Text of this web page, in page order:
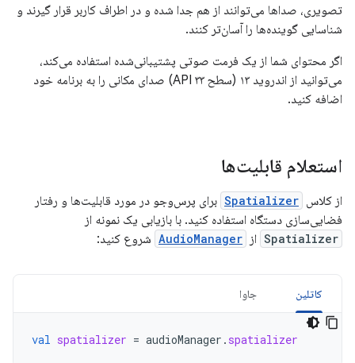
تصویری، صداها می‌توانند از هم جدا شده و در اطراف کاربر قرار گیرند و
شناسایی گوینده‌ها را آسان‌تر کنند.
اگر محتوای شما از یک فرمت صوتی پشتیبانی‌شده استفاده می‌کند،
می‌توانید از اندروید ۱۳ (سطح API ۳۳) صدای مکانی را به برنامه خود
اضافه کنید.
استعلام قابلیت‌ها
از کلاس Spatializer برای پرس‌وجو در مورد قابلیت‌ها و رفتار
فضایی‌سازی دستگاه استفاده کنید. با بازیابی یک نمونه از
Spatializer از AudioManager شروع کنید:
کاتلین جاوا
val spatializer = audioManager . spatializer